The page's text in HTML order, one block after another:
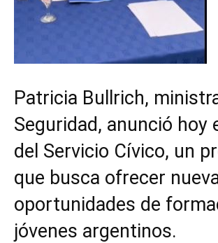
Patricia Bullrich,
Seguridad, anunció hoy
del Servicio Cívico, un
que busca ofrecer
oportunidades de
jóvenes argentinos.